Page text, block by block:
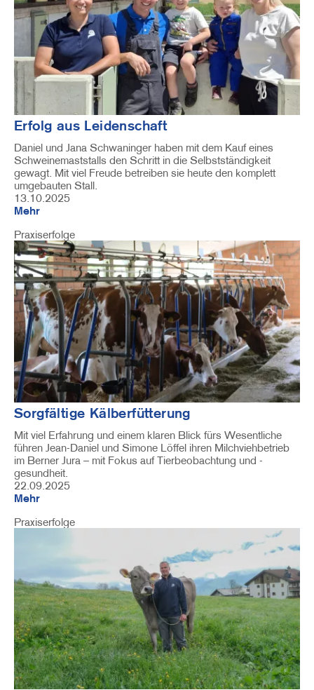
Erfolg aus Leidenschaft
Daniel und Jana Schwaninger haben mit dem Kauf eines
Schweinemaststalls den Schritt in die Selbstständigkeit
gewagt. Mit viel Freude betreiben sie heute den komplett
umgebauten Stall.
13.10.2025
Mehr
Praxiserfolge
Image
Sorgfältige Kälberfütterung
Mit viel Erfahrung und einem klaren Blick fürs Wesentliche
führen Jean-Daniel und Simone Löffel ihren Milchviehbetrieb
im Berner Jura – mit Fokus auf Tierbeobachtung und -
gesundheit.
22.09.2025
Mehr
Praxiserfolge